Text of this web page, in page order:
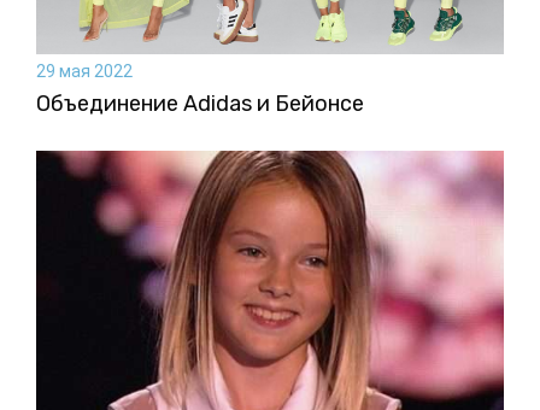
29 мая 2022
Объединение Adidas и Бейонсе